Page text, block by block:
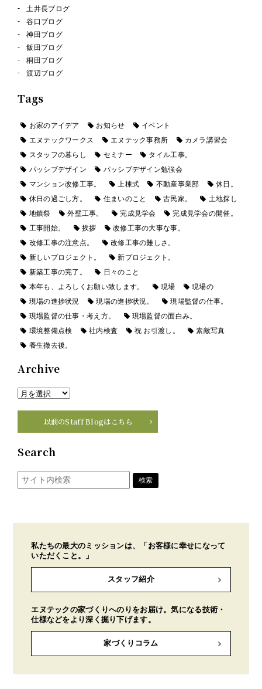
土井長ブログ
谷口ブログ
神田ブログ
飯田ブログ
桐田ブログ
渡辺ブログ
Tags
お家のアイデア お知らせ
イベント
エヌテックワークス
エヌテック事務所
カメラ講習会
スタッフの暮らし
セミナー
タイル工事。
パッシブデザイン
パッシブデザイン勉強会
マンション改修工事。
上棟式 不動産事業部
休日。
休日の過ごし方。
住まいのこと 古民家。
土地探し
地鎮祭
外壁工事。 完成見学会
完成見学会の開催。
工事開始。
挨拶
改修工事の大事な事。
改修工事の注意点。
改修工事の難しさ。
新しいプロジェクト。
新プロジェクト。
新築工事の完了。
日々のこと
本年も、よろしくお願い致します。
現場
現場の
現場の進捗状況
現場の進捗状況。
現場監督の仕事。
現場監督の仕事・考え方。
現場監督の面白み。
環境整備点検
社内検査 祝 お引渡し。
素敵写真
養生撤去後。
Archive
以前のStaff Blogはこちら
Search
私たちの最大のミッションは、「お客様に幸せになって
いただくこと。」
スタッフ紹介
エヌテックの家づくりへのりをお届け。気になる技術・
仕様などをより深く掘り下げます。
家づくりコラム